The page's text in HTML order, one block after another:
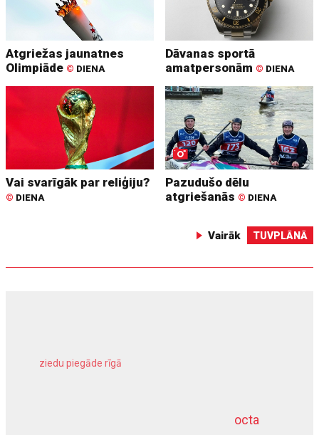
Atgriežas jaunatnes
Olimpiāde © DIENA
Dāvanas sportā
amatpersonām © DIENA
Vai svarīgāk par reliģiju?
© DIENA
Pazudušo dēlu
atgriešanās © DIENA
Vairāk TUVPLĀNĀ
octa
ziedu piegāde rīgā
dziļurbums